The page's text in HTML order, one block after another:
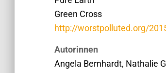
Green Cross
http://worstpolluted.org/
Autorinnen
Angela Bernhardt, Nathalie